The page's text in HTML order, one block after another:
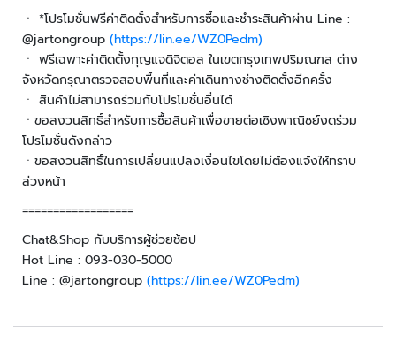
ด
ร
อ
ง
ย
า
น
พ
ห
ะ
อั
จ
ริ
ㆍ *โปรโมชั่นฟรีค่าติดตั้งสำหรับการซื้อและชำระสินค้าผ่าน Line :
@jartongroup (https://lin.ee/WZ0Pedm)
ㆍ ฟรีเฉพาะค่าติดตั้งกุญแจดิจิตอล ในเขตกรุงเทพปริมณฑล ต่าง
จังหวัดกรุณาตรวจสอบพื้นที่และค่าเดินทางช่างติดตั้งอีกครั้ง
ㆍ สินค้าไม่สามารถร่วมกับโปรโมชั่นอื่นได้
ㆍขอสงวนสิทธิ์สำหรับการซื้อสินค้าเพื่อขายต่อเชิงพาณิชย์งดร่วม
โปรโมชั่นดังกล่าว
ㆍขอสงวนสิทธิ์ในการเปลี่ยนแปลงเงื่อนไขโดยไม่ต้องแจ้งให้ทราบ
ล่วงหน้า
==================
Chat&Shop กับบริการผู้ช่วยช้อป
Hot Line : 093-030-5000
Line : @jartongroup (https://lin.ee/WZ0Pedm)